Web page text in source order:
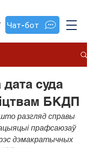
Чат-бот
суда
БКДП
разгляд справы
прафсаюзаў
дэмакратычных